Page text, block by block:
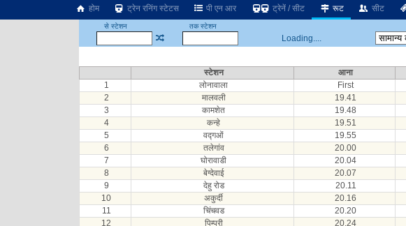
होम ट्रेन रनिंग स्टेटस पी एन आर ट्रेनें / सीट रूट सीट
से स्टेशन तक स्टेशन
Loading....
स्टेशन आना
1
लोनावाला First
2
मालवली 19.41
3
कामशेत 19.48
4
कन्हे 19.51
5
वद्गओं 19.55
6
तलेगांव 20.00
7
घोरावाडी 20.04
8
बेग्देवाई 20.07
9
देहु रोड 20.11
10
अकुर्दी 20.16
11
चिंचवड 20.20
12
पिम्परी 20.24